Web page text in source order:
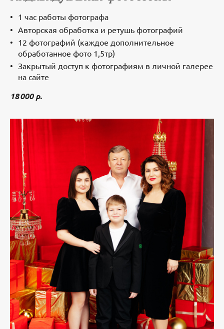
1 час работы фотографа
Авторская обработка и ретушь фотографий
12 фотографий (каждое дополнительное
обработанное фото 1,5тр)
Закрытый доступ к фотографиям в личной галерее
на сайте
18 000 р.